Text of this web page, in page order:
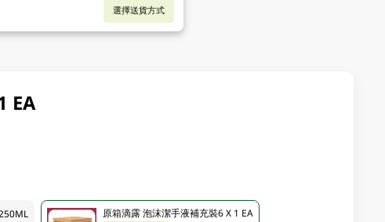
選擇送貨方式
EA
原箱滴露 泡沫潔手液補充裝6 X 1 EA